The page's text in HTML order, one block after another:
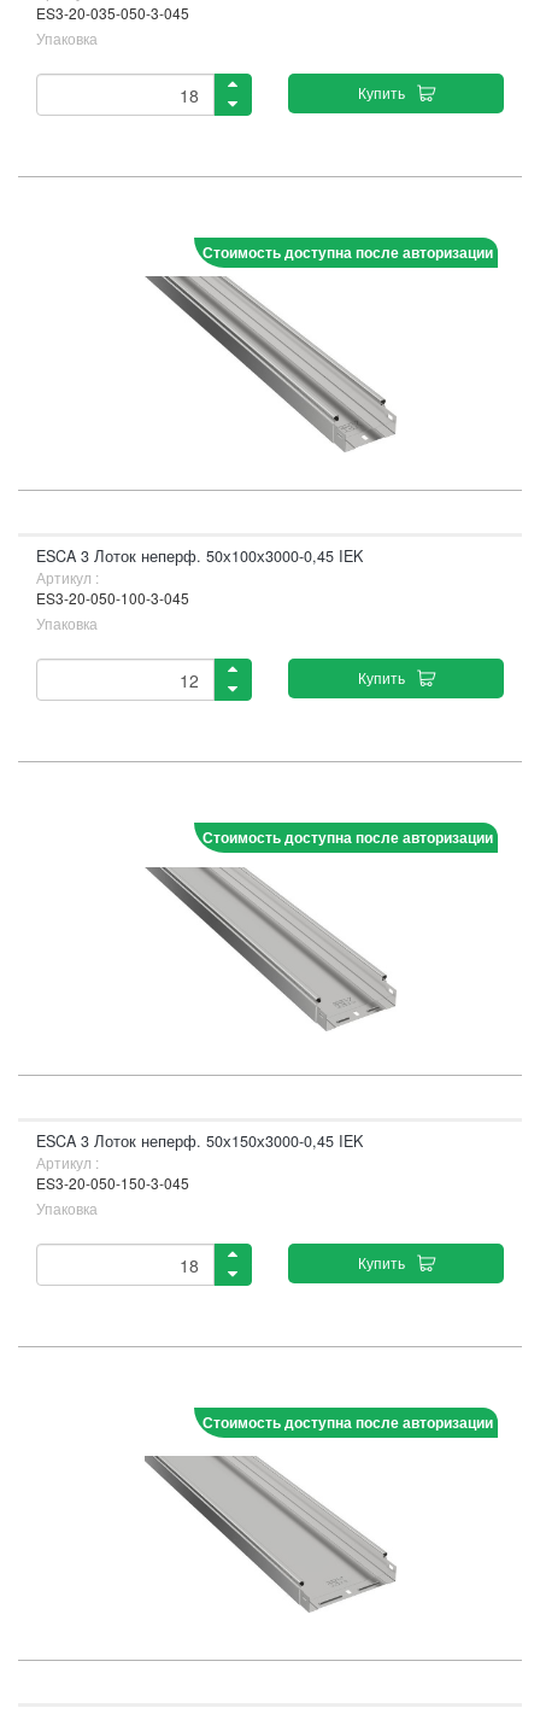
ES3-20-035-050-3-045
Упаковка
Купить
Стоимость доступна после авторизации
ESCA 3 Лоток неперф. 50х100х3000-0,45 IEK
Артикул :
ES3-20-050-100-3-045
Упаковка
Купить
Стоимость доступна после авторизации
ESCA 3 Лоток неперф. 50х150х3000-0,45 IEK
Артикул :
ES3-20-050-150-3-045
Упаковка
Купить
Стоимость доступна после авторизации